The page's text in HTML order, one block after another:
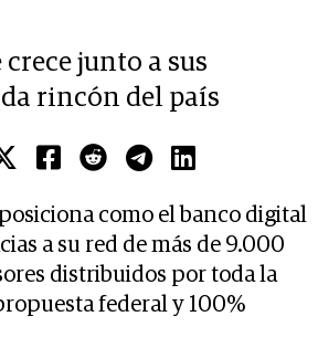
junto a sus
rincón del país
como el banco digital
a su red de más de 9.000
distribuidos por toda la
federal y 100%